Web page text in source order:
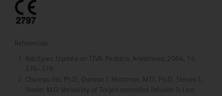
Referencias
Rob Eyres. Update on TIVA. Pediatric Anesthesia; 2004, 14:
374–379.
Chuanpu Hu, Ph.D., Damian J. Horstman, M.D., Ph.D., Steven L.
Shafer, M.D. Variability of Target-controlled Infusion Is Less